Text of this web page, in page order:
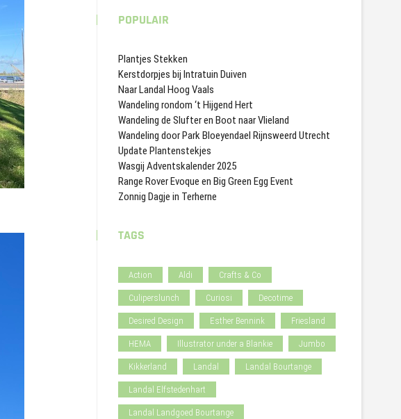
POPULAIR
Plantjes Stekken
Kerstdorpjes bij Intratuin Duiven
Naar Landal Hoog Vaals
Wandeling rondom ‘t Hijgend Hert
Wandeling de Slufter en Boot naar Vlieland
Wandeling door Park Bloeyendael Rijnsweerd Utrecht
Update Plantenstekjes
Wasgij Adventskalender 2025
Range Rover Evoque en Big Green Egg Event
Zonnig Dagje in Terherne
TAGS
Action Aldi Crafts & Co
Culiperslunch Curiosi Decotime
Desired Design Esther Bennink Friesland
HEMA Illustrator under a Blankie Jumbo
Kikkerland Landal Landal Bourtange
Landal Elfstedenhart
Landal Landgoed Bourtange